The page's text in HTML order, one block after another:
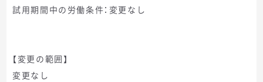
試用期間中の労働条件：変更なし
【変更の範囲】
変更なし